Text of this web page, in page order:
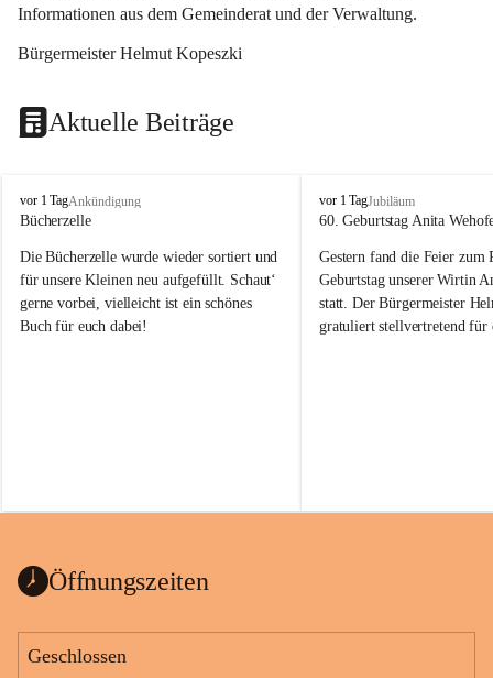
Informationen aus dem Gemeinderat und der Verwaltung.
Bürgermeister Helmut Kopeszki
Aktuelle Beiträge
T
o
a
j
vor 1 TagAnkündigung
Bücherzelle
Die Bücherzelle wurde wieder sortiert und
für unsere Kleinen neu aufgefüllt. Schaut‘
gerne vorbei, vielleicht ist ein schönes
Buch für euch dabei!
Wanduhr (!) benutzt und musste
Das Gemeindeamt freut sich sehr über die
Spende >lesenswerter< Bücher und
vorsortiert in die Bücherzelle eingeräumt
T
o
a
j
vor 1 TagJubiläum
60. Geburtstag Anita
Gestern fand die Feier zum
Geburtstag unserer Wirtin
statt. Der Bürgermeister
gratuliert stellvertretend für
Gesundheit, Gelassenheit
Öffnungszeiten
Geschlossen